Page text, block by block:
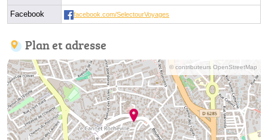
Facebook facebook.com/SelectourVoyages
Plan et adresse
© contributeurs OpenStreetMap